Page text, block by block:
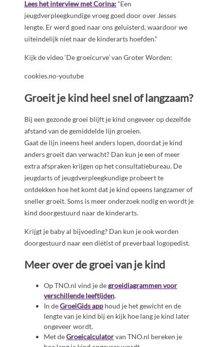
Lees het interview met Corina:“Een
jeugdverpleegkundige vroeg goed door over Jesses
lengte. Er werd goed naar ons geluisterd, waardoor we
uiteindelijk niet naar de kinderarts hoefden.”
Kijk de video ‘De groeicurve’ van Groter Worden:
cookies.no-youtube
Groeit je kind heel snel of langzaam?
Bij een gezonde groei blijft je kind ongeveer op dezelfde
afstand van de gemiddelde lijn groeien.
Gaat de lijn ineens heel anders lopen, doordat je kind
anders groeit dan verwacht? Dan kun je een of meer
extra afspraken krijgen op het consultatiebureau. De
jeugdarts of jeugdverpleegkundige probeert te
ontdekken hoe het komt dat je kind opeens langzamer of
sneller groeit. Soms is meer onderzoek nodig en wordt je
kind doorgestuurd naar de kinderarts.
Krijgt je baby al bijvoeding? Dan kun je ook worden
doorgestuurd naar een diëtist of preverbaal logopedist.
Meer over de groei van je kind
Op TNO.nl vind je degroeidiagrammen voor
verschillende leeftijden.
In deGroeiGids app houd je het gewicht en de
lengte van je kind bij en kijk hoe lang je kind later
ongeveer wordt.
Met deGroeicalculatorvan TNO.nl bereken je